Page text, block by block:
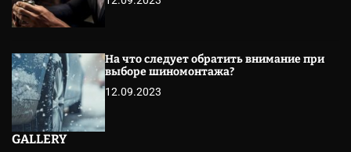
На что следует обратить внимание при
выборе шиномонтажа?
12.09.2023
GALLERY